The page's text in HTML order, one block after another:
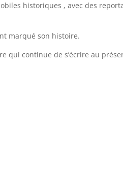
historiques , avec des
marqué son histoire.
qui continue de s’écrire au